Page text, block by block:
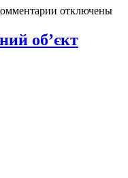
отключены
об’єкт